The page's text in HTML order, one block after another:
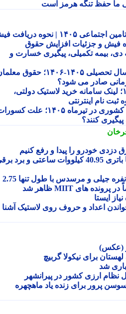
حفظ تنگه هرمز است
فیش حقوقی بازنشستگان تامین اجتماعی ۱۴۰۵ | نحوه دریافت فیش
و جزئیات افزایش حقوق
بیمه دی، بیمه تکمیلی، پیگیری خسارت و
حکم حقوقی نومعلمان در سال تحصیلی ۱۴۰۵-۱۴۰۶؛ حقوق معلمان
صادر می شود؟
لاستیک دولتی ۱۴۰۵؛ لینک سامانه خرید لاستیک دولتی،
اینترنتی
کسر از حقوق بازنشستگان کشوری در تیرماه ۱۴۰۵؛ علت کسورات
کنند؟
خودرو را پیدا و رفع کنیم
نیسان NX7 پلاگین هیبرید با باتری 40.95 کیلووات ساعتی و برد برقی
Smart #2؛ میکرو-برقی دو نفره جیلی و مرسدس با طول تنها 2.75
اعداد و حروف روی لاستیک آشنا
برای نیکولا گربیچ
شد
ارزی کشور در پیرانشهر
برای زنده یاد ماهچهره